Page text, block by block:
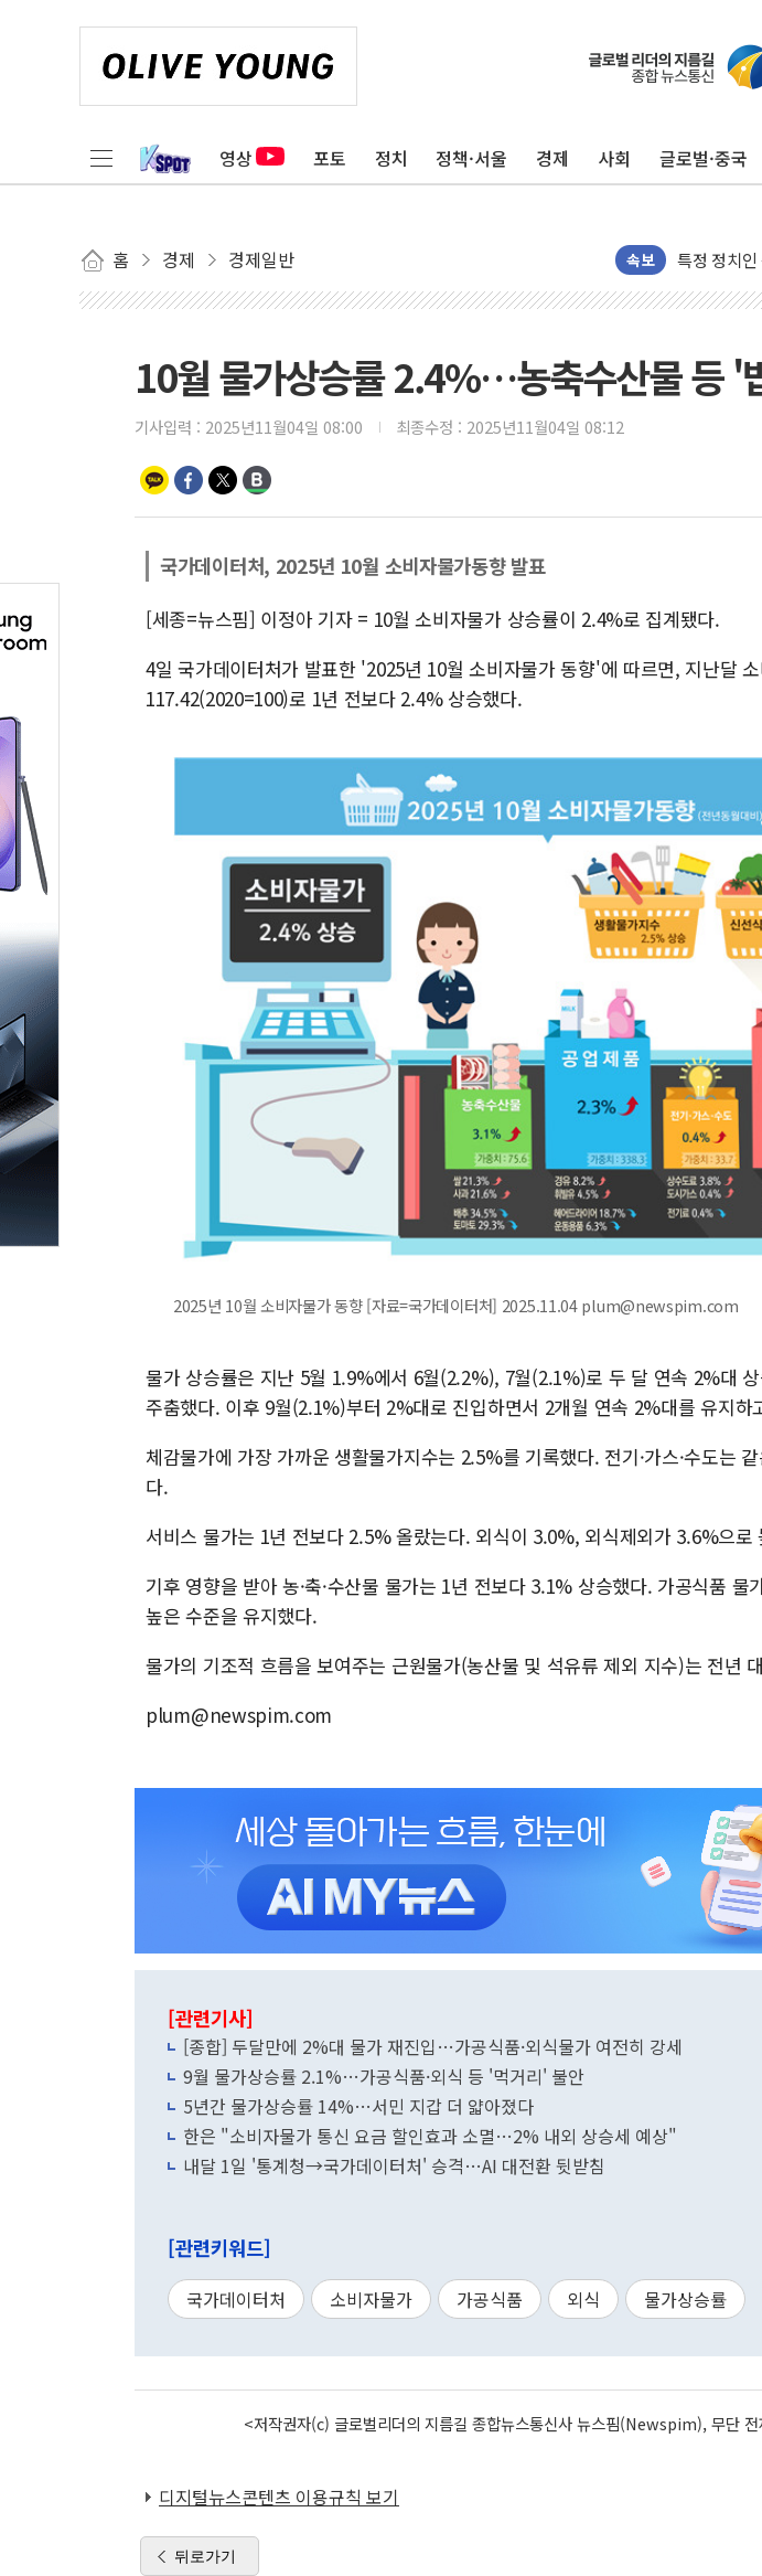
영상 포토 정치 정책·서울 경제 사회 글로벌·중국
홈 경제 경제일반 속보
[종합] 美 7
[사진] 이
보훈부, 미
李 "해남 태
李 대통령,
[사진] 빈살
이란와이어
[인도증시]
황희 '폐버
용산공원·
[AI 부동산
[코인시황
10월 물가상승률 2.4%…농축수산물 등 '
기사입력 : 2025년11월04일 08:00 최종수정 : 2025년11월04일 08:12
국가데이터처, 2025년 10월 소비자물가동향 발표
[세종=뉴스핌] 이정아 기자 = 10월 소비자물가 상승률이 2.4%로 집계됐다.
4일 국가데이터처가 발표한 '2025년 10월 소비자물가 동향'에 따르면, 지난달
117.42(2020=100)로 1년 전보다 2.4% 상승했다.
2025년 10월 소비자물가 동향 [자료=국가데이터처] 2025.11.04 plum@newspim.com
물가 상승률은 지난 5월 1.9%에서 6월(2.2%), 7월(2.1%)로 두 달 연속 2%대
주춤했다. 이후 9월(2.1%)부터 2%대로 진입하면서 2개월 연속 2%대를 유지하
체감물가에 가장 가까운 생활물가지수는 2.5%를 기록했다. 전기·가스·수도는
다.
서비스 물가는 1년 전보다 2.5% 올랐는다. 외식이 3.0%, 외식제외가 3.6%으로
기후 영향을 받아 농·축·수산물 물가는 1년 전보다 3.1% 상승했다. 가공식품 물
높은 수준을 유지했다.
물가의 기조적 흐름을 보여주는 근원물가(농산물 및 석유류 제외 지수)는 전년
plum@newspim.com
[관련기사]
[종합] 두달만에 2%대 물가 재진입…가공식품·외식물가 여전히 강세
9월 물가상승률 2.1%…가공식품·외식 등 '먹거리' 불안
5년간 물가상승률 14%…서민 지갑 더 얇아졌다
한은 "소비자물가 통신 요금 할인효과 소멸…2% 내외 상승세 예상"
내달 1일 '통계청→국가데이터처' 승격…AI 대전환 뒷받침
[관련키워드]
국가데이터처 소비자물가 가공식품 외식 물가상승률
<저작권자(c) 글로벌리더의 지름길 종합뉴스통신사 뉴스핌(Newspim), 무단
디지털뉴스콘텐츠 이용규칙 보기
뒤로가기